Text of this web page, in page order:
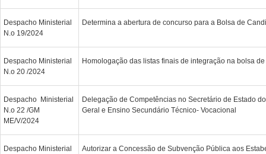
Despacho Ministerial
N.o 19/2024
Determina a abertura de concurso para a Bolsa de
Despacho Ministerial
N.o 20 /2024
Homologação das listas finais de integração na bolsa
Despacho Ministerial
N.o 22 /GM
ME/V/2024
Delegação de Competências no Secretário de Estado
Geral e Ensino Secundário Técnico- Vocacional
Despacho Ministerial
Autorizar a Concessão de Subvenção Pública aos